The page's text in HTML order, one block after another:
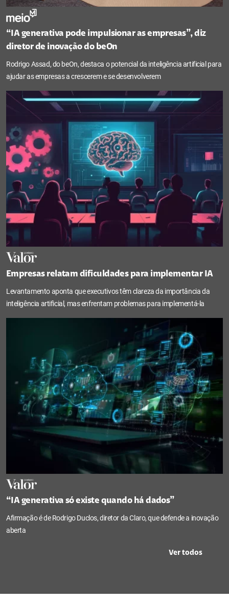
“IA generativa pode impulsionar as empresas”, diz
diretor de inovação do beOn
Rodrigo Assad, do beOn, destaca o potencial da inteligência artificial para
ajudar as empresas a crescerem e se desenvolverem
Empresas relatam dificuldades para implementar IA
Levantamento aponta que executivos têm clareza da importância da
inteligência artificial, mas enfrentam problemas para implementá-la
“IA generativa só existe quando há dados”
Afirmação é de Rodrigo Duclos, diretor da Claro, que defende a inovação
aberta
Ver todos